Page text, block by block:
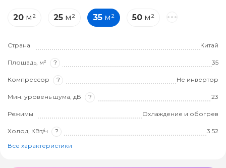
20 м² 25 м² 35 м² 50 м²
Страна Китай
Площадь, м² ? 35
Компрессор ? Не инвертор
Мин. уровень шума, дБ ? 23
Режимы Охлаждение и обогрев
Холод, КВт/ч ?
3.52
Все характеристики